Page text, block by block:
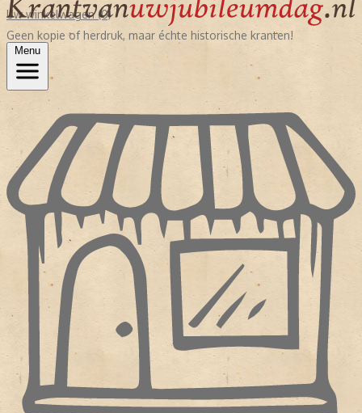
Uw winkelwagen (0)
Geen kopie of herdruk, maar échte historische kranten!
Menu